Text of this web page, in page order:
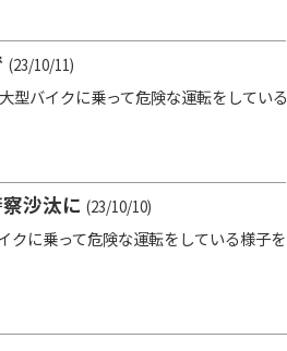
(23/10/11)
バイクに乗って危険な運転をしている
沙汰に (23/10/10)
に乗って危険な運転をしている様子を